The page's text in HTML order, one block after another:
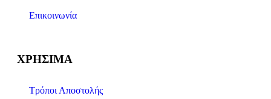
Επικοινωνία
ΧΡΉΣΙΜΑ
Τρόποι Αποστολής